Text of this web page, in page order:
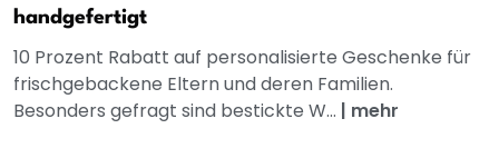
handgefertigt
10 Prozent Rabatt auf personalisierte Geschenke für
frischgebackene Eltern und deren Familien.
Besonders gefragt sind bestickte W... | mehr